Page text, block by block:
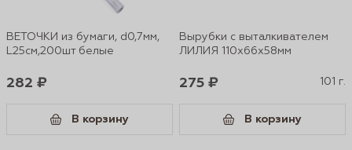
ВЕТОЧКИ из бумаги, d0,7мм,
L25см,200шт белые
282 ₽
В корзину
Вырубки с выталкивателем
ЛИЛИЯ 110х66х58мм
275 ₽ 101 г.
В корзину